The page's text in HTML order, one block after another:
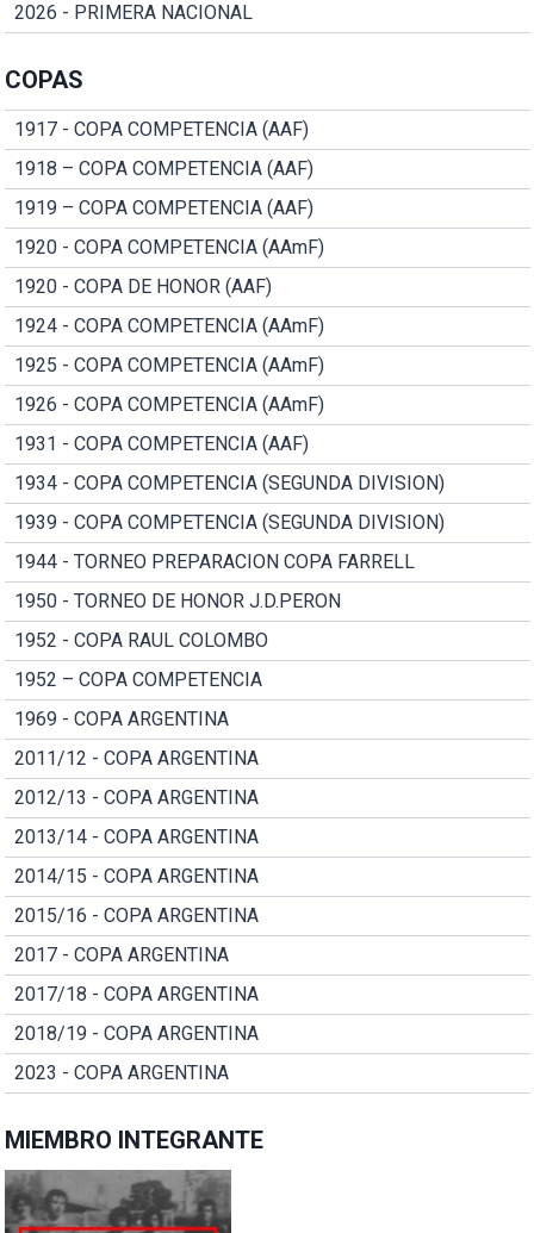
2026 - PRIMERA NACIONAL
COPAS
1917 - COPA COMPETENCIA (AAF)
1918 – COPA COMPETENCIA (AAF)
1919 – COPA COMPETENCIA (AAF)
1920 - COPA COMPETENCIA (AAmF)
1920 - COPA DE HONOR (AAF)
1924 - COPA COMPETENCIA (AAmF)
1925 - COPA COMPETENCIA (AAmF)
1926 - COPA COMPETENCIA (AAmF)
1931 - COPA COMPETENCIA (AAF)
1934 - COPA COMPETENCIA (SEGUNDA DIVISION)
1939 - COPA COMPETENCIA (SEGUNDA DIVISION)
1944 - TORNEO PREPARACION COPA FARRELL
1950 - TORNEO DE HONOR J.D.PERON
1952 - COPA RAUL COLOMBO
1952 – COPA COMPETENCIA
1969 - COPA ARGENTINA
2011/12 - COPA ARGENTINA
2012/13 - COPA ARGENTINA
2013/14 - COPA ARGENTINA
2014/15 - COPA ARGENTINA
2015/16 - COPA ARGENTINA
2017 - COPA ARGENTINA
2017/18 - COPA ARGENTINA
2018/19 - COPA ARGENTINA
2023 - COPA ARGENTINA
MIEMBRO INTEGRANTE